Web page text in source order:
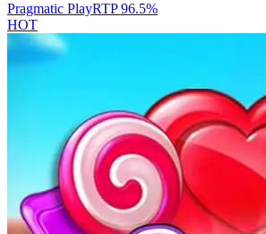
Pragmatic PlayRTP96.5%
HOT